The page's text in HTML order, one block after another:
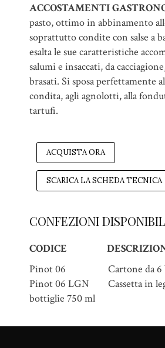
ACCOSTAMENTI
pasto, ottimo in abbinamento
soprattutto condite con salse a
esalta le sue caratteristiche
salumi e insaccati, da
brasati. Si sposa perfettamente
condita, agli agnolotti, alla
tartufi.
ACQUISTA ORA
SCARICA LA SCHEDA TECNICA
CONFEZIONI
CODICE
Pinot 06 Cartone da 6
Pinot 06 LGN Cassetta in
bottiglie 750 ml